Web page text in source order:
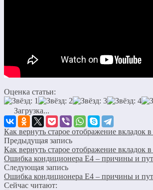
Оценка статьи:
Загрузка...
Как вернуть старое отображение вкладок
Предыдущая запись
Как вернуть старое отображение вкладок
Ошибка кондиционера E4 – причины и
Следующая запись
Ошибка кондиционера E4 – причины и
Сейчас читают: